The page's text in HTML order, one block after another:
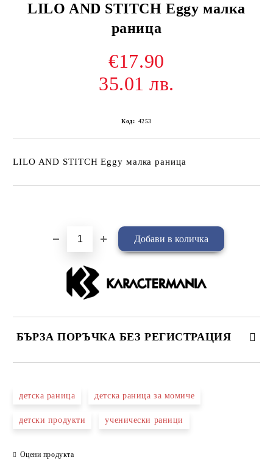
LILO AND STITCH Eggy малка
раница
€17.90
35.01 лв.
Код: 4253
LILO AND STITCH Eggy малка раница
БЪРЗА ПОРЪЧКА БЕЗ РЕГИСТРАЦИЯ
детска раница детска раница за момиче
детски продукти ученически раници
Оцени продукта